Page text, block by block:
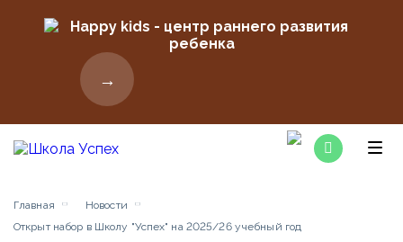
→
Главная
Новости
Открыт набор в Школу "Успех" на 2025/26 учебный год